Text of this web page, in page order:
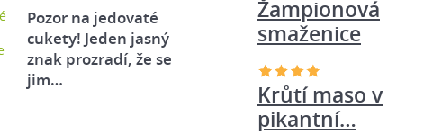
Pozor na jedovaté
cukety! Jeden jasný
znak prozradí, že se
jim…
Žampionová
smaženice
Krůtí maso v
pikantní…